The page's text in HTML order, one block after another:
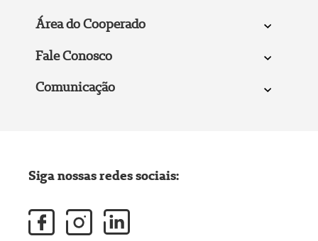
Área do Cooperado
Fale Conosco
Comunicação
Siga nossas redes sociais: